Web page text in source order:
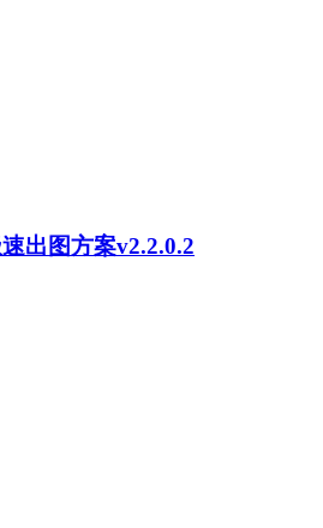
出图方案v2.2.0.2